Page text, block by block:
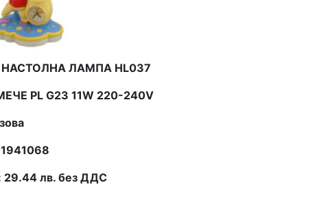
ЛАМПА HL037
PL G23 11W 220-240V
29.44 лв. без ДДС